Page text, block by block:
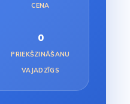
CENA
0
PRIEKŠZINĀŠANU
VAJADZĪGS